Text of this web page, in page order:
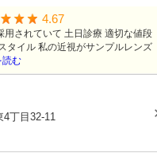
4.67
用されていて 土日診療 適切な値段
タイル 私の近視がサンプルレンズ
読む
4丁目32-11